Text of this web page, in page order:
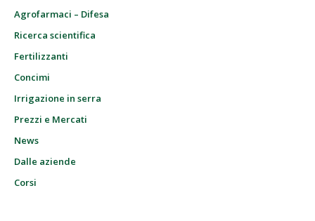
Agrofarmaci – Difesa
Ricerca scientifica
Fertilizzanti
Concimi
Irrigazione in serra
Prezzi e Mercati
News
Dalle aziende
Corsi